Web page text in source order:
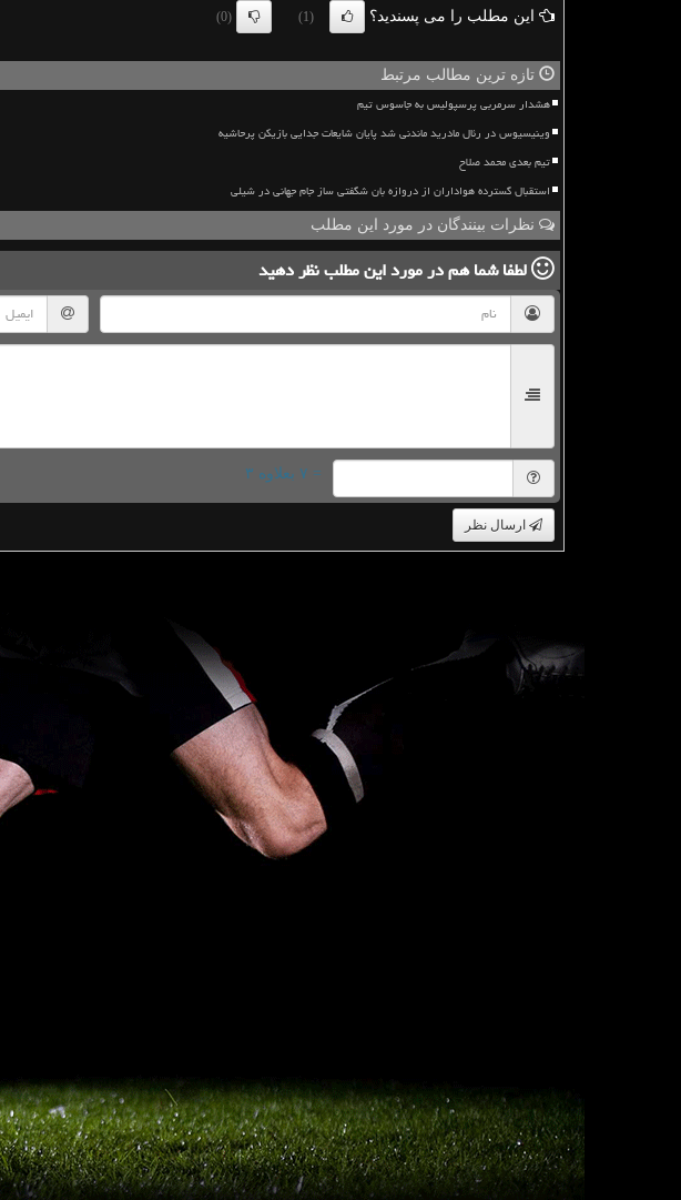
این مطلب را می پسندید؟ (1)
(0)
تازه ترین مطالب مرتبط
هشدار سرمربی پرسپولیس به جاسوس تیم
وینیسیوس در رئال مادرید ماندنی شد پایان شایعات جدایی بازیکن پرحاشیه
تیم بعدی محمد صلاح
استقبال گسترده هواداران از دروازه بان شگفتی ساز جام جهانی در شیلی
نظرات بینندگان در مورد این مطلب
لطفا شما همدر مورد این مطلبنظر دهید
= ۷ بعلاوه ۳
ارسال نظر